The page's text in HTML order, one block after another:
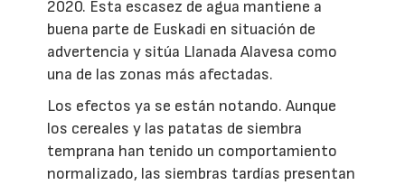
2020. Esta escasez de agua mantiene a
buena parte de Euskadi en situación de
advertencia y sitúa Llanada Alavesa como
una de las zonas más afectadas.
Los efectos ya se están notando. Aunque
los cereales y las patatas de siembra
temprana han tenido un comportamiento
normalizado, las siembras tardías presentan